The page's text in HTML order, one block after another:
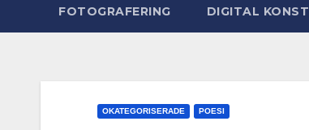
FOTOGRAFERING DIGITAL KONST
OKATEGORISERADE POESI